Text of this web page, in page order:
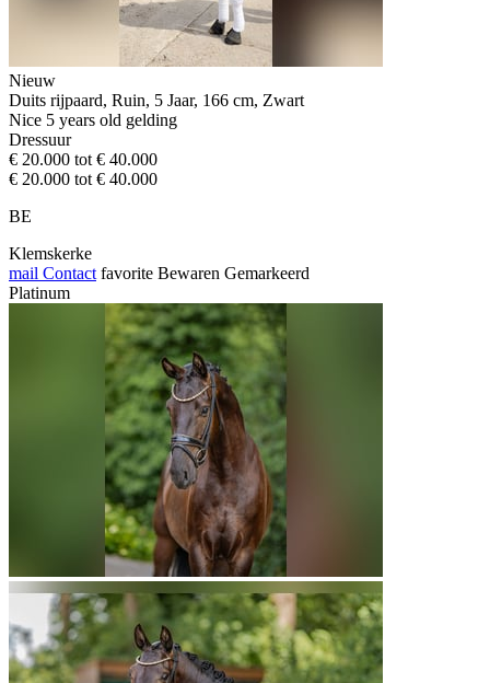
Nieuw
Duits rijpaard, Ruin, 5 Jaar, 166 cm, Zwart
Nice 5 years old gelding
Dressuur
€ 20.000 tot € 40.000
€ 20.000 tot € 40.000
BE
Klemskerke
mail Contact favorite Bewaren Gemarkeerd
Platinum